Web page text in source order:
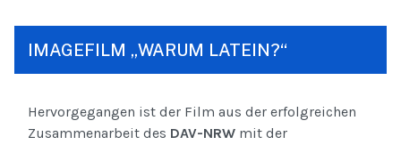
IMAGEFILM „WARUM LATEIN?“
Hervorgegangen ist der Film aus der erfolgreichen
Zusammenarbeit des DAV-NRW mit der